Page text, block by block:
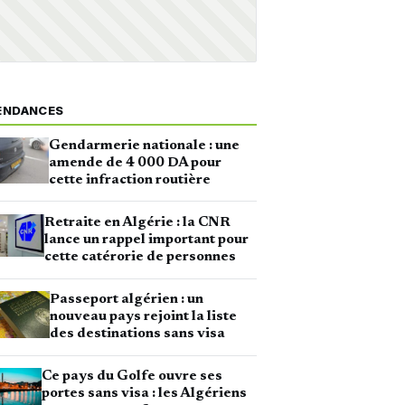
Gendarmerie nationale : une
amende de 4 000 DA pour
cette infraction routière
Retraite en Algérie : la CNR
lance un rappel important pour
cette catérorie de personnes
Passeport algérien : un
nouveau pays rejoint la liste
des destinations sans visa
Ce pays du Golfe ouvre ses
portes sans visa : les Algériens